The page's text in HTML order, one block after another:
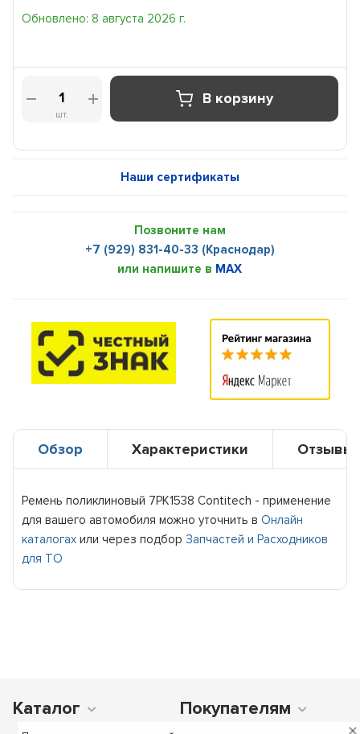
Обновлено: 8 августа 2026 г.
шт.
В корзину
Наши сертификаты
Позвоните нам
+7 (929) 831-40-33 (Краснодар)
или напишите в MAX
Обзор Характеристики Отзывы
Ремень поликлиновый 7PK1538 Contitech - применение
для вашего автомобиля можно уточнить вОнлайн
каталогах или через подбор Запчастей и Расходников
для ТО
Каталог Покупателям